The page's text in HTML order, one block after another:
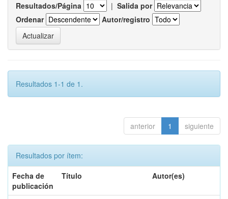
Resultados/Página | Salida por
Ordenar
Autor/registro
Resultados 1-1 de 1.
anterior 1 siguiente
Resultados por ítem:
Fecha de
publicación
Título Autor(es)